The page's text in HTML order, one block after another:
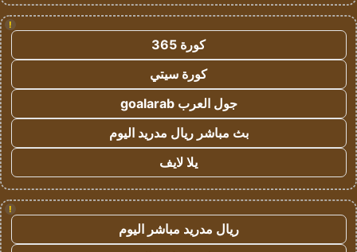
!
كورة 365
كورة سيتي
جول العرب goalarab
بث مباشر ريال مدريد اليوم
يلا لايف
!
ريال مدريد مباشر اليوم